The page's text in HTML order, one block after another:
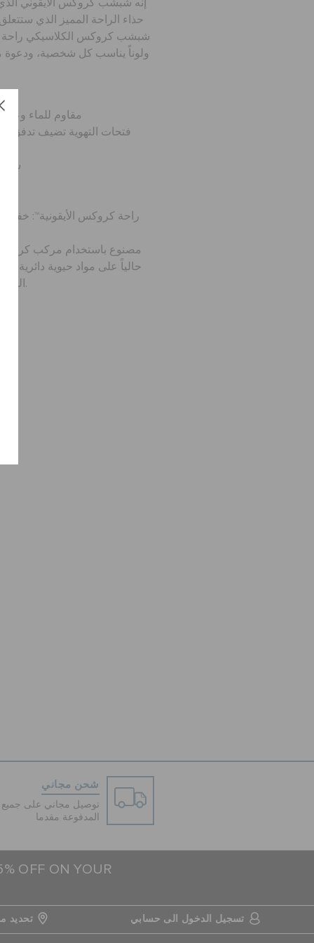
إنه شبشب كروكس الأيقوني
حذاء الراحة المميز الذي
شبشب كروكس الكلاسيكي راحة
ولوناً يناسب كل شخصية، ودعوة
مقاوم للماء
فتحات التهوية تضيف تدفق
سهل
راحة كروكس الأيقونية™:
مصنوع باستخدام مركب
المستخدمة في صناعات أخرى.
شحن مجاني
توصيل مجاني على جميع
المدفوعة مقدما
OFF ON YOUR
تسجيل الدخول الى حسابي تحديد